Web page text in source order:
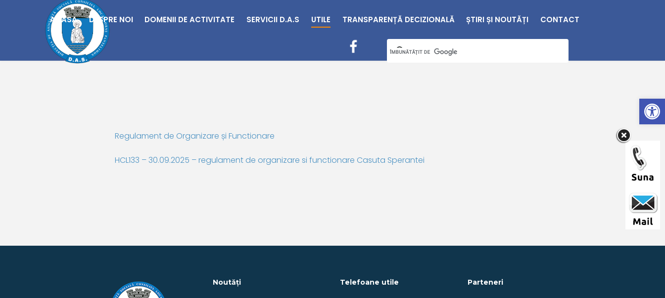
Deschide bara de unelte
ACASA DESPRE NOI DOMENII DE ACTIVITATE SERVICII D.A.S UTILE TRANSPARENȚĂ DECIZIONALĂ ȘTIRI ȘI NOUTĂȚI CONTACT
REGULAMENT DE ORGANIZARE ȘI FUNCȚIONARE
Regulament de Organizare și Functionare
HCL133 – 30.09.2025 – regulament de organizare si functionare Casuta Sperantei
Noutăți Telefoane utile Parteneri